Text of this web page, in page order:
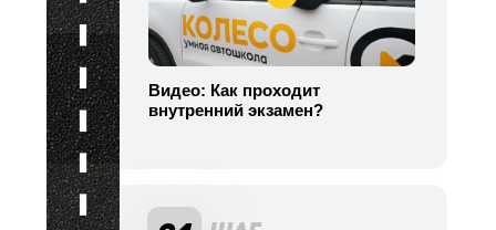
Видео: Как проходит
внутренний экзамен?